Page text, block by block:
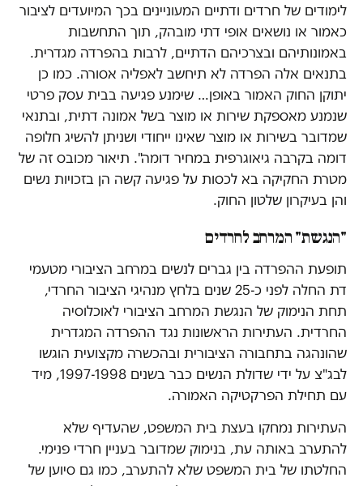
לימודים של חרדים ודתיים המעוניינים בכך המיועדים לציבור
כאמור או נושאים אופי דתי מובהק, תוך התחשבות
באמונותיהם ובצרכיהם הדתיים, לרבות בהפרדה מגדרית.
בתנאים אלה הפרדה לא תיחשב לאפליה אסורה. כמו כן
יתוקן החוק האמור באופן… שימנע פגיעה בבית עסק פרטי
שנמנע מאספקת שירות או מוצר בשל אמונה דתית, ובתנאי
שמדובר בשירות או מוצר שאינו ייחודי ושניתן להשיג חלופה
דומה בקרבה גיאוגרפית במחיר דומה". תיאור מכובס זה של
מטרת החקיקה בא לכסות על פגיעה קשה הן בזכויות נשים
והן בעיקרון שלטון החוק.
"הנגשת" המרחב לחרדים
תופעת ההפרדה בין גברים לנשים במרחב הציבורי מטעמי
דת החלה לפני כ-25 שנים בלחץ מנהיגי הציבור החרדי,
תחת הנימוק של הנגשת המרחב הציבורי לאוכלוסיה
החרדית. העתירות הראשונות נגד ההפרדה המגדרית
שהונהגה בתחבורה הציבורית ובהכשרה מקצועית הוגשו
לבג"צ על ידי שדולת הנשים כבר בשנים 1997-1998, מיד
עם תחילת הפרקטיקה האמורה.
העתירות נמחקו בעצת בית המשפט, שהעדיף שלא
להתערב באותה עת, בנימוק שמדובר בעניין חרדי פנימי.
החלטתו של בית המשפט שלא להתערב, כמו גם סיוען של